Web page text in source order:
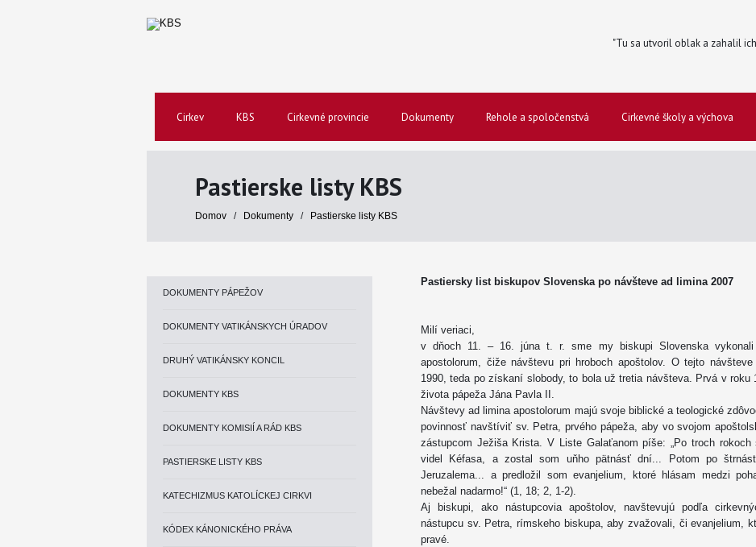
"Tu sa utvoril oblak a zahalil
Cirkev KBS Cirkevné provincie Dokumenty Rehole a spoločenstvá Cirkevné školy a výchova
Pastierske listy KBS
Domov / Dokumenty / Pastierske listy KBS
DOKUMENTY PÁPEŽOV
DOKUMENTY VATIKÁNSKYCH ÚRADOV
DRUHÝ VATIKÁNSKY KONCIL
DOKUMENTY KBS
DOKUMENTY KOMISIÍ A RÁD KBS
PASTIERSKE LISTY KBS
KATECHIZMUS KATOLÍCKEJ CIRKVI
KÓDEX KÁNONICKÉHO PRÁVA
Pastiersky list biskupov Slovenska po návšteve ad limina 2007
Milí veriaci,
v dňoch 11. – 16. júna t. r. sme my biskupi Slovenska
apostolorum, čiže návštevu pri hroboch apoštolov. O tejto
1990, teda po získaní slobody, to bola už tretia návšteva. Prvá v roku
života pápeža Jána Pavla II.
Návštevy ad limina apostolorum majú svoje biblické a teologické
povinnosť navštíviť sv. Petra, prvého pápeža, aby vo svojom
zástupcom Ježiša Krista. V Liste Galaťanom píše: „Po troch
videl Kéfasa, a zostal som uňho pätnásť dní... Potom po
Jeruzalema... a predložil som evanjelium, ktoré hlásam medzi
nebežal nadarmo!“ (1, 18; 2, 1-2).
Aj biskupi, ako nástupcovia apoštolov, navštevujú podľa
nástupcu sv. Petra, rímskeho biskupa, aby zvažovali, či evanjelium,
pravé.